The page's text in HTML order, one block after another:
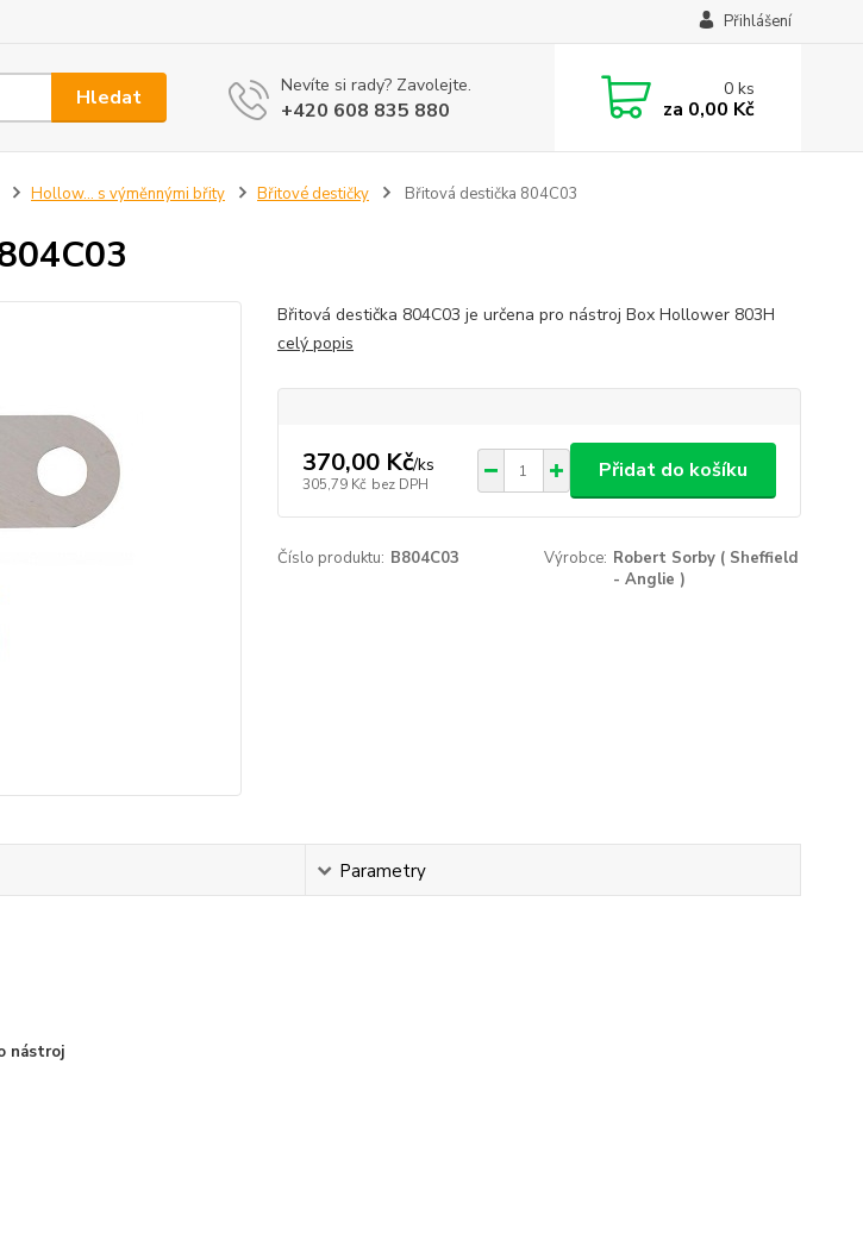
Přihlášení
Hledat Nevíte si rady? Zavolejte.
+420 608 835 880
0ks
za 0,00 Kč
Hollow... s výměnnými břity Břitové destičky Břitová destička 804C03
Břitová destička 804C03 je určena pro nástroj Box Hollower 803H
celý popis
370,00 Kč/ks
305,79 Kč bez DPH
Přidat do košíku
Číslo produktu: B804C03 Výrobce: Robert Sorby ( Sheffield
- Anglie )
Parametry
nástroj